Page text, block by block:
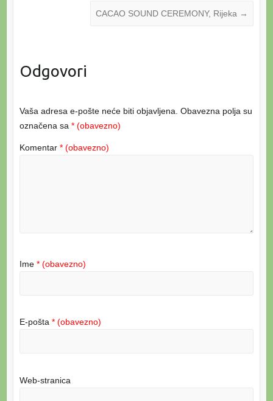
CACAO SOUND CEREMONY, Rijeka →
Odgovori
Vaša adresa e-pošte neće biti objavljena. Obavezna polja su
označena sa * (obavezno)
Komentar * (obavezno)
Ime * (obavezno)
E-pošta * (obavezno)
Web-stranica